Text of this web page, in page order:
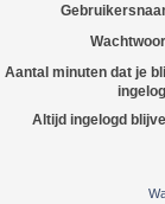
Aantal minuten dat je
Altijd ingelogd